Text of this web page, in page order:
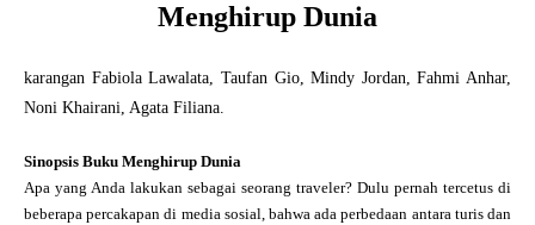
Menghirup Dunia
karangan Fabiola Lawalata, Taufan Gio, Mindy Jordan, Fahmi Anhar,
Noni Khairani, Agata Filiana.
Sinopsis Buku Menghirup Dunia
Apa yang Anda lakukan sebagai seorang traveler? Dulu pernah tercetus di
beberapa percakapan di media sosial, bahwa ada perbedaan antara turis dan